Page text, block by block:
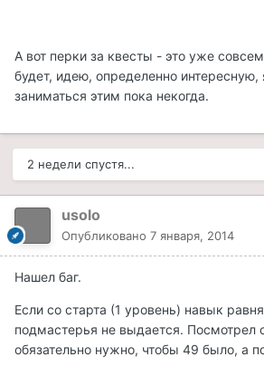
А вот перки за квесты - это уже
будет, идею, определенно интересную,
заниматься этим пока некогда.
2 недели спустя...
usolo
Опубликовано 7 января, 2014
Нашел баг.
Если со старта (1 уровень) навык
подмастерья не выдается. Посмотрел
обязательно нужно, чтобы 49 было, а